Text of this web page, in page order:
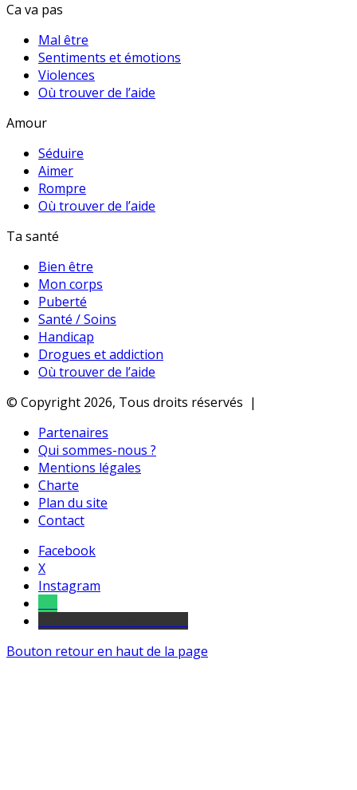
Ca va pas
Mal être
Sentiments et émotions
Violences
Où trouver de l’aide
Amour
Séduire
Aimer
Rompre
Où trouver de l’aide
Ta santé
Bien être
Mon corps
Puberté
Santé / Soins
Handicap
Drogues et addiction
Où trouver de l’aide
© Copyright 2026, Tous droits réservés |
Partenaires
Qui sommes-nous ?
Mentions légales
Charte
Plan du site
Contact
Facebook
X
Instagram
Bouton retour en haut de la page